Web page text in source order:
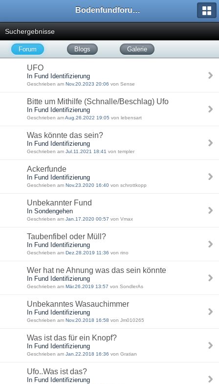
Bodenfundforum.com
Suchergebnisse
Forum Blogs Galerie
UFO
In Fund Identifizierung
Geschrieben am Nov.20.2023 20:06 von Sense
Bitte um Mithilfe (Schnalle/Beschlag) Ufo
In Fund Identifizierung
Geschrieben amAug.26.2022 19:05 von lebensart
Was könnte das sein?
In Fund Identifizierung
Geschrieben am Jul.11.2021 18:41 von templer
Ackerfunde
In Fund Identifizierung
Geschrieben am Nov.23.2020 16:40 von schrottkopp
Unbekannter Fund
In Sondengehen
Geschrieben am Jan.17.2020 00:57 von Vmax
Taubenfibel oder Müll?
In Fund Identifizierung
Geschrieben am Dez.28.2019 11:36 von rino
Wer hat ne Ahnung was das sein könnte
In Fund Identifizierung
Geschrieben am Mär.26.2019 13:57 von SondlerAs
Unbekanntes Wasauchimmer
In Fund Identifizierung
Geschrieben am Nov.20.2018 16:58 von Jm010265
Was ist das für ein Knopf?
In Fund Identifizierung
Geschrieben am Jan.22.2018 16:36 von Gratian
Ufo..Was ist das?
In Fund Identifizierung